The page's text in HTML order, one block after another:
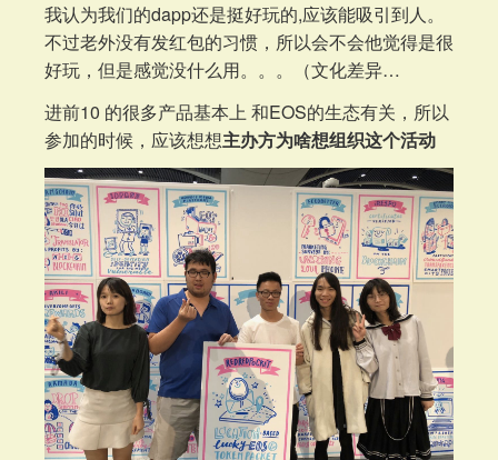
我认为我们的dapp还是挺好玩的,应该能吸引到人。
不过老外没有发红包的习惯，所以会不会他觉得是很
好玩，但是感觉没什么用。。。（文化差异…
进前10 的很多产品基本上 和EOS的生态有关，所以
参加的时候，应该想想主办方为啥想组织这个活动